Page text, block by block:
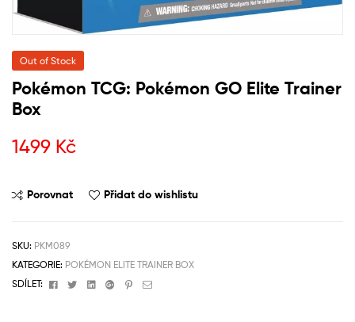
Out of Stock
Pokémon TCG: Pokémon GO Elite Trainer
Box
1499 Kč
Porovnat Přidat do wishlistu
SKU: PKM089
KATEGORIE: POKÉMON ELITE TRAINER BOX
SDÍLET:
FacebookTwitterLinkedinGoogle+Pinterest
Email